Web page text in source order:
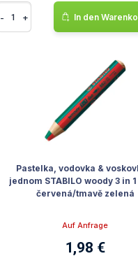
- + In den
Pastelka, vodovka &
jednom STABILO woody 3 in
červená/tmavě zelená
Auf Anfrage
1,98 €